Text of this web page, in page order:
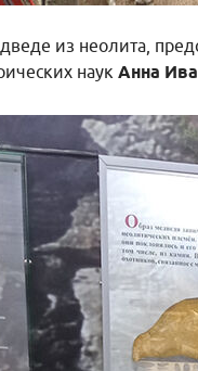
из неолита,
наук Анна